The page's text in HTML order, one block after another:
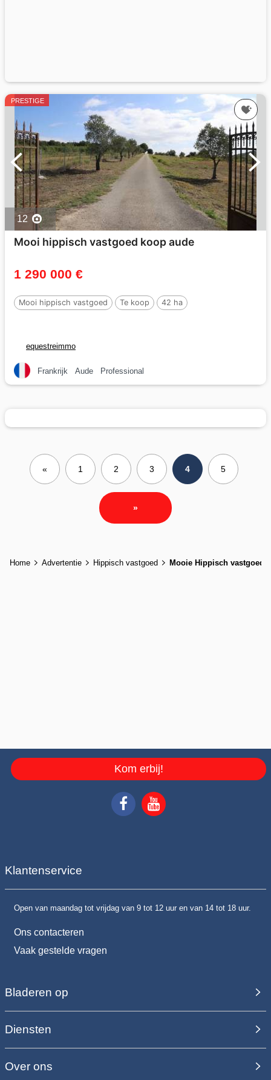
PRESTIGE
12
Mooi hippisch vastgoed koop aude
1 290 000 €
Mooi hippisch vastgoed Te koop 42 ha
equestreimmo
Frankrijk Aude Professional
« 1 2 3 4 5
»
Home Advertentie Hippisch vastgoed Mooie Hippisch vastgoed
Kom erbij!
Klantenservice
Open van maandag tot vrijdag van 9 tot 12 uur en van 14 tot 18 uur.
Ons contacteren
Vaak gestelde vragen
Bladeren op
Diensten
Over ons